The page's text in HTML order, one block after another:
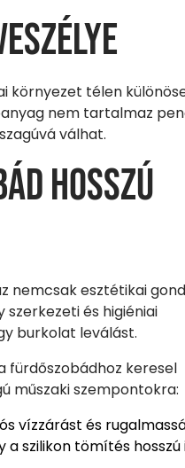
környezet télen
nem tartalmaz
válhat.
hosszú
nemcsak esztétikai
és higiéniai
burkolat leválást.
fürdőszobádhoz keresel
műszaki szempontokra:
vízzárást és
szilikon tömítés hosszú